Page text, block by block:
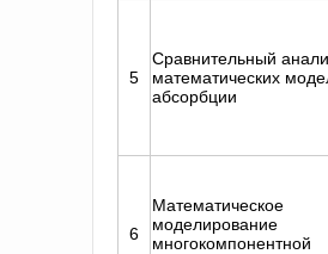
5
Сравнительный
математических
абсорбции
6
Математическое
моделирование
многокомпонентной